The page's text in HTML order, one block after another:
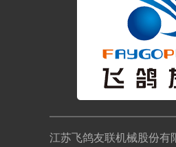
江苏飞鸽友联机械股份有